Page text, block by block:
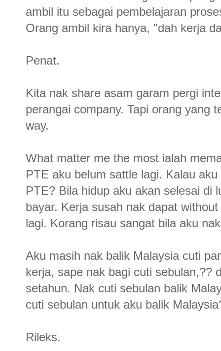
ambil itu sebagai pembelajaran
Orang ambil kira hanya, "dah kerja
Penat.
Kita nak share asam garam pergi
perangai company. Tapi orang yang
way.
What matter me the most ialah
PTE aku belum sattle lagi. Kalau
PTE? Bila hidup aku akan selesai di
bayar. Kerja susah nak dapat
lagi. Korang risau sangat bila aku
Aku masih nak balik Malaysia cuti
kerja, sape nak bagi cuti sebulan,??
setahun. Nak cuti sebulan balik
cuti sebulan untuk aku balik
Rileks.